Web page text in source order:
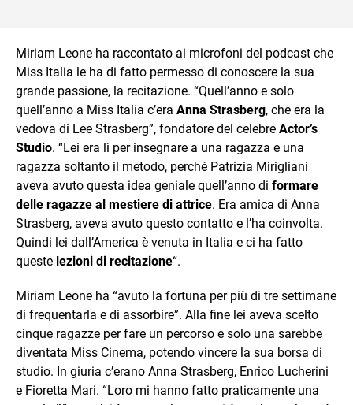
Miriam Leone ha raccontato ai microfoni del podcast che
Miss Italia le ha di fatto permesso di conoscere la sua
grande passione, la recitazione. “Quell’anno e solo
quell’anno a Miss Italia c’era Anna Strasberg, che era la
vedova di Lee Strasberg”, fondatore del celebre Actor’s
Studio. “Lei era lì per insegnare a una ragazza e una
ragazza soltanto il metodo, perché Patrizia Mirigliani
aveva avuto questa idea geniale quell’anno di formare
delle ragazze al mestiere di attrice. Era amica di Anna
Strasberg, aveva avuto questo contatto e l’ha coinvolta.
Quindi lei dall’America è venuta in Italia e ci ha fatto
queste lezioni di recitazione“.
Miriam Leone ha “avuto la fortuna per più di tre settimane
di frequentarla e di assorbire”. Alla fine lei aveva scelto
cinque ragazze per fare un percorso e solo una sarebbe
diventata Miss Cinema, potendo vincere la sua borsa di
studio. In giuria c’erano Anna Strasberg, Enrico Lucherini
e Fioretta Mari. “Loro mi hanno fatto praticamente una